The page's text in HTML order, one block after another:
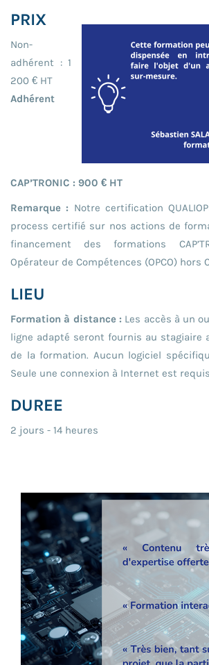
PRIX
Non-
adhérent : 1
200 € HT
Adhérent
CAP’TRONIC : 900 € HT
Remarque : Notre certification
process certifié sur nos actions de
financement des formations
Opérateur de Compétences (OPCO) hors
LIEU
Formation à distance : Les accès à un
ligne adapté seront fournis au stagiaire
de la formation. Aucun logiciel
Seule une connexion à Internet est
DUREE
2 jours - 14 heures